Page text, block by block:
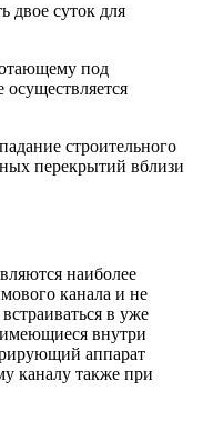
двое суток для
под
строительного
перекрытий вблизи
наиболее
канала и не
в уже
внутри
аппарат
каналу также при